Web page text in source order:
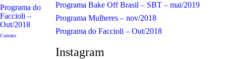
Contato
Programa Bake Off Brasil – SBT – mai/2019
Programa Mulheres – nov/2018
Programa do Faccioli – Out/2018
Instagram
Programa do
Faccioli –
Out/2018